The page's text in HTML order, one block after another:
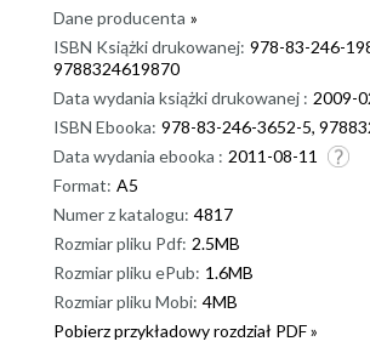
Dane producenta »
ISBN Książki drukowanej: 978-83-246-
9788324619870
Data wydania książki drukowanej : 2009-
ISBN Ebooka: 978-83-246-3652-5,
Data wydania ebooka : 2011-08-11
Format: A5
Numer z katalogu: 4817
Rozmiar pliku Pdf: 2.5MB
Rozmiar pliku ePub: 1.6MB
Rozmiar pliku Mobi: 4MB
Pobierz przykładowy rozdział PDF »